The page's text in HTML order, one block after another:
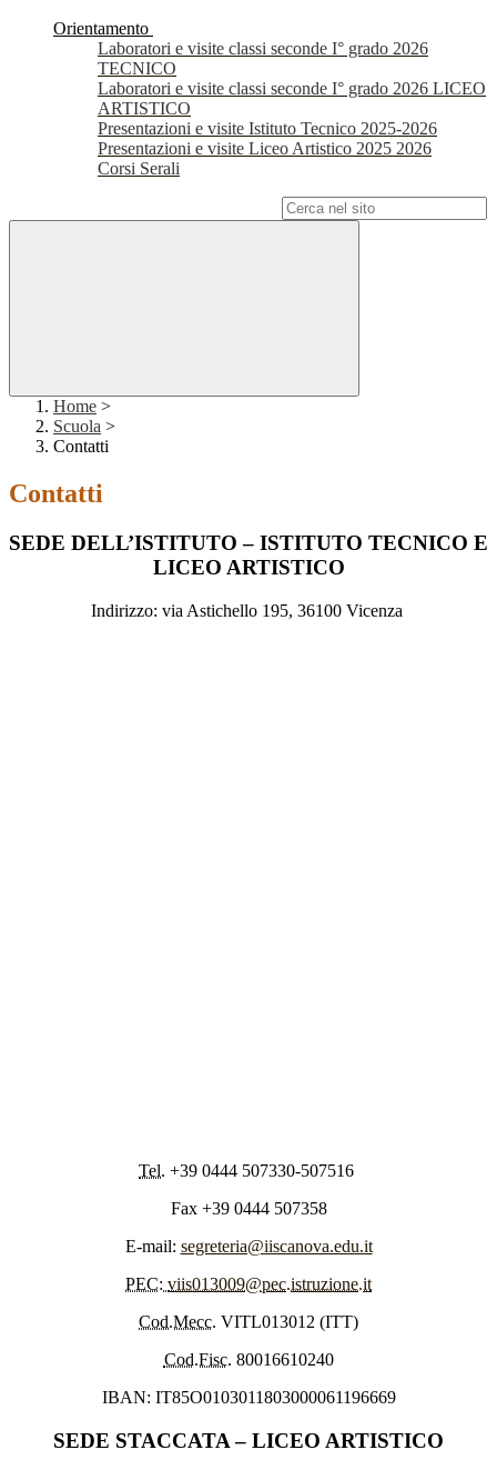
Orientamento
Laboratori e visite classi seconde I° grado 2026
TECNICO
Laboratori e visite classi seconde I° grado 2026 LICEO
ARTISTICO
Presentazioni e visite Istituto Tecnico 2025-2026
Presentazioni e visite Liceo Artistico 2025 2026
Corsi Serali
Home >
Scuola >
Contatti
Contatti
SEDE DELL’ISTITUTO – ISTITUTO TECNICO E
LICEO ARTISTICO
Indirizzo: via Astichello 195, 36100 Vicenza
Tel. +39 0444 507330-507516
Fax +39 0444 507358
E-mail: segreteria@iiscanova.edu.it
PEC: viis013009@pec.istruzione.it
Cod.Mecc. VITL013012 (ITT)
Cod.Fisc. 80016610240
IBAN: IT85O0103011803000061196669
SEDE STACCATA – LICEO ARTISTICO